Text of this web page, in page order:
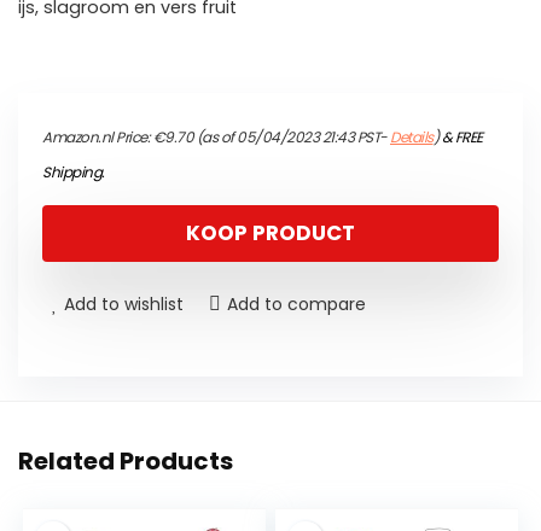
ijs, slagroom en vers fruit
Amazon.nl Price:€9.70(as of 05/04/2023 21:43 PST-Details)&FREE
Shipping.
KOOP PRODUCT
Add to wishlist Add to compare
Related Products